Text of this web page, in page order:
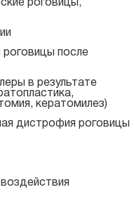
роговицы,
роговицы после
в результате
кератомилез)
дистрофия роговицы